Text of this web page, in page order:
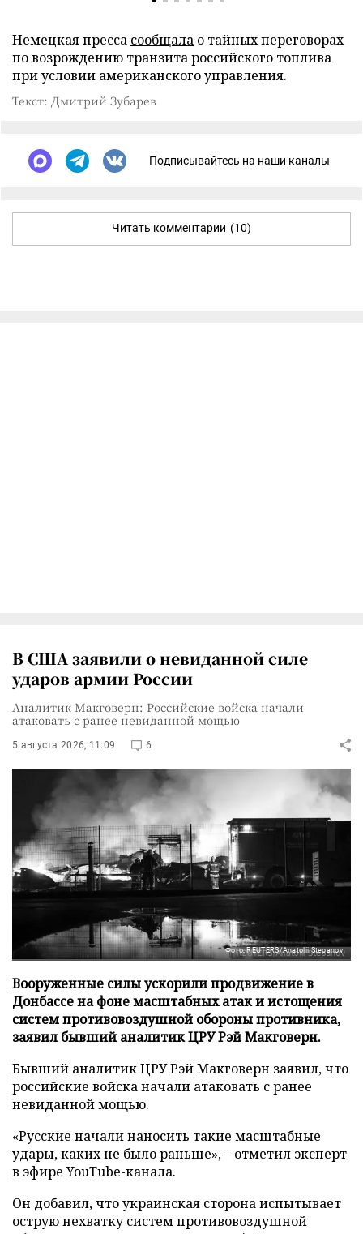
Немецкая пресса сообщала о тайных переговорах
по возрождению транзита российского топлива
при условии американского управления.
Текст: Дмитрий Зубарев
Подписывайтесь на наши каналы
Читать комментарии (10)
В США заявили о невиданной силе
ударов армии России
Аналитик Макговерн: Российские войска начали
атаковать с ранее невиданной мощью
5 августа 2026, 11:09 6
Фото: REUTERS/Anatolii Stepanov
Вооруженные силы ускорили продвижение в
Донбассе на фоне масштабных атак и истощения
систем противовоздушной обороны противника,
заявил бывший аналитик ЦРУ Рэй Макговерн.
Бывший аналитик ЦРУ Рэй Макговерн заявил, что
российские войска начали атаковать с ранее
невиданной мощью.
«Русские начали наносить такие масштабные
удары, каких не было раньше», – отметил эксперт
в эфире YouTube-канала.
Он добавил, что украинская сторона испытывает
острую нехватку систем противовоздушной